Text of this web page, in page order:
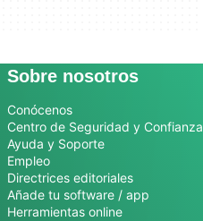
Sobre nosotros
Conócenos
Centro de Seguridad y Confianza
Ayuda y Soporte
Empleo
Directrices editoriales
Añade tu software / app
Herramientas online